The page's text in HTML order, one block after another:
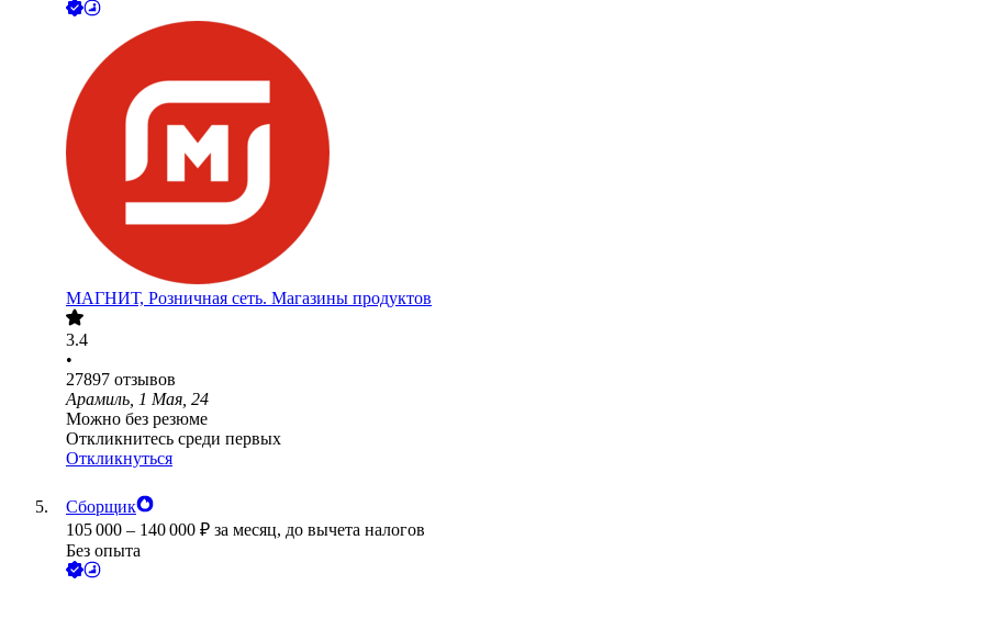
МАГНИТ, Розничная сеть. Магазины продуктов
3.4
•
27897 отзывов
Арамиль, 1 Мая, 24
Можно без резюме
Откликнитесь среди первых
Откликнуться
Сборщик
105 000 – 140 000 ₽ за месяц, до вычета налогов
Без опыта